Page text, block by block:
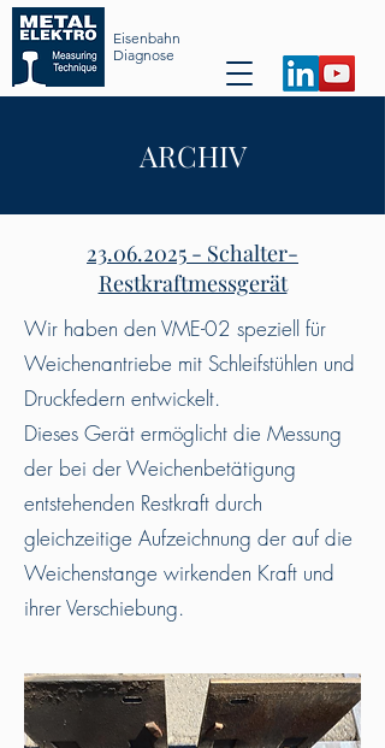
Eisenbahn
Diagnose
ARCHIV
23.06.2025 - Schalter-
Restkraftmessgerät
Wir haben den VME-02 speziell für
Weichenantriebe mit Schleifstühlen und
Druckfedern entwickelt.
Dieses Gerät ermöglicht die Messung
der bei der Weichenbetätigung
entstehenden Restkraft durch
gleichzeitige Aufzeichnung der auf die
Weichenstange wirkenden Kraft und
ihrer Verschiebung.